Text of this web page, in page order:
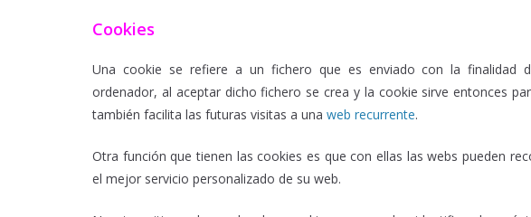
Cookies
Una cookie se refiere a un fichero que es enviado con la finalidad
ordenador, al aceptar dicho fichero se crea y la cookie sirve entonces
también facilita las futuras visitas a una web recurrente.
Otra función que tienen las cookies es que con ellas las webs pueden
el mejor servicio personalizado de su web.